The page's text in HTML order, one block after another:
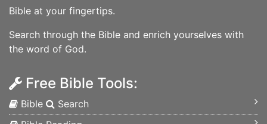
Bible at your fingertips.
Search through the Bible and enrich yourselves with
the word of God.
Free Bible Tools:
Bible
Search